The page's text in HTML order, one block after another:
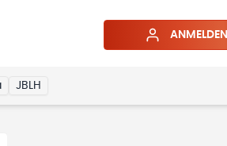
ANMELDEN
JBLH